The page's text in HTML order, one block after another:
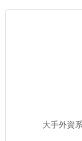
大手外資